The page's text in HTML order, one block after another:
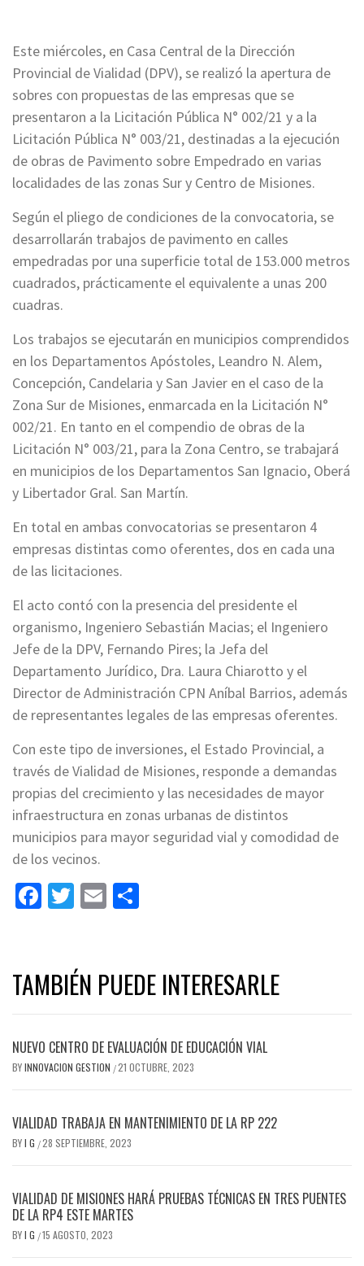
Este miércoles, en Casa Central de la Dirección
Provincial de Vialidad (DPV), se realizó la apertura de
sobres con propuestas de las empresas que se
presentaron a la Licitación Pública N° 002/21 y a la
Licitación Pública N° 003/21, destinadas a la ejecución
de obras de Pavimento sobre Empedrado en varias
localidades de las zonas Sur y Centro de Misiones.
Según el pliego de condiciones de la convocatoria, se
desarrollarán trabajos de pavimento en calles
empedradas por una superficie total de 153.000 metros
cuadrados, prácticamente el equivalente a unas 200
cuadras.
Los trabajos se ejecutarán en municipios comprendidos
en los Departamentos Apóstoles, Leandro N. Alem,
Concepción, Candelaria y San Javier en el caso de la
Zona Sur de Misiones, enmarcada en la Licitación N°
002/21. En tanto en el compendio de obras de la
Licitación N° 003/21, para la Zona Centro, se trabajará
en municipios de los Departamentos San Ignacio, Oberá
y Libertador Gral. San Martín.
En total en ambas convocatorias se presentaron 4
empresas distintas como oferentes, dos en cada una
de las licitaciones.
El acto contó con la presencia del presidente el
organismo, Ingeniero Sebastián Macias; el Ingeniero
Jefe de la DPV, Fernando Pires; la Jefa del
Departamento Jurídico, Dra. Laura Chiarotto y el
Director de Administración CPN Aníbal Barrios, además
de representantes legales de las empresas oferentes.
Con este tipo de inversiones, el Estado Provincial, a
través de Vialidad de Misiones, responde a demandas
propias del crecimiento y las necesidades de mayor
infraestructura en zonas urbanas de distintos
municipios para mayor seguridad vial y comodidad de
de los vecinos.
Facebook
Twitter
Email
TAMBIÉN PUEDE INTERESARLE
NUEVO CENTRO DE EVALUACIÓN DE EDUCACIÓN VIAL
BYINNOVACION GESTION /21 OCTUBRE, 2023
VIALIDAD TRABAJA EN MANTENIMIENTO DE LA RP 222
BYI G /28 SEPTIEMBRE, 2023
VIALIDAD DE MISIONES HARÁ PRUEBAS TÉCNICAS EN TRES PUENTES
DE LA RP4 ESTE MARTES
BYI G /15 AGOSTO, 2023